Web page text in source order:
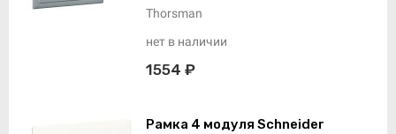
Thorsman
нет в наличии
1554 ₽
Рамка 4 модуля Schneider